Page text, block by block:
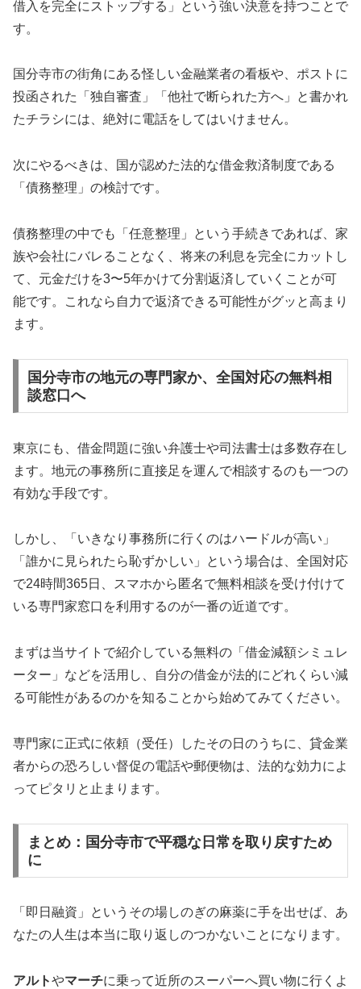
借入を完全にストップする」という強い決意を持つことで
す。
国分寺市の街角にある怪しい金融業者の看板や、ポストに
投函された「独自審査」「他社で断られた方へ」と書かれ
たチラシには、絶対に電話をしてはいけません。
次にやるべきは、国が認めた法的な借金救済制度である
「債務整理」の検討です。
債務整理の中でも「任意整理」という手続きであれば、家
族や会社にバレることなく、将来の利息を完全にカットし
て、元金だけを3〜5年かけて分割返済していくことが可
能です。これなら自力で返済できる可能性がグッと高まり
ます。
国分寺市の地元の専門家か、全国対応の無料相
談窓口へ
東京にも、借金問題に強い弁護士や司法書士は多数存在し
ます。地元の事務所に直接足を運んで相談するのも一つの
有効な手段です。
しかし、「いきなり事務所に行くのはハードルが高い」
「誰かに見られたら恥ずかしい」という場合は、全国対応
で24時間365日、スマホから匿名で無料相談を受け付けて
いる専門家窓口を利用するのが一番の近道です。
まずは当サイトで紹介している無料の「借金減額シミュレ
ーター」などを活用し、自分の借金が法的にどれくらい減
る可能性があるのかを知ることから始めてみてください。
専門家に正式に依頼（受任）したその日のうちに、貸金業
者からの恐ろしい督促の電話や郵便物は、法的な効力によ
ってピタリと止まります。
まとめ：国分寺市で平穏な日常を取り戻すため
に
「即日融資」というその場しのぎの麻薬に手を出せば、あ
なたの人生は本当に取り返しのつかないことになります。
アルトやマーチに乗って近所のスーパーへ買い物に行くよ